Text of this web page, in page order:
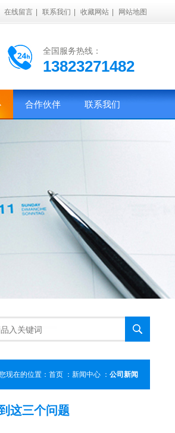
在线留言 联系我们 收藏网站 网站地图
全国服务热线：
13823271482
合作伙伴 联系我们
现在的位置： 首页 ： 新闻中心 ： 公司新闻
这三个问题